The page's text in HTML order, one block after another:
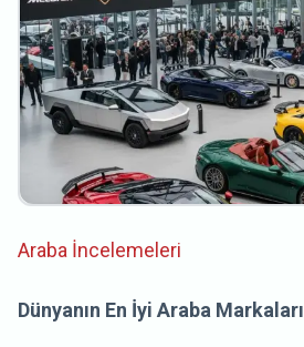
Araba İncelemeleri
Dünyanın En İyi Araba Markaları